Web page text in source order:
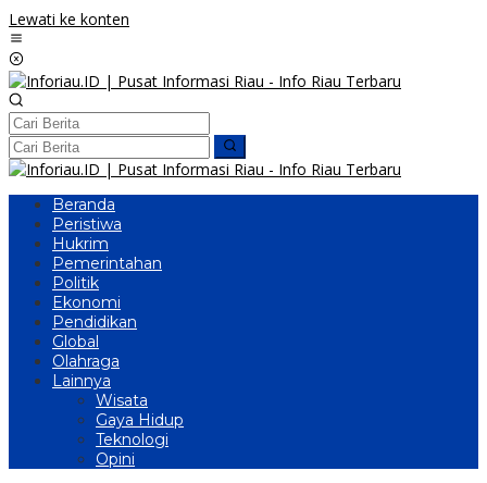
Lewati ke konten
Beranda
Peristiwa
Hukrim
Pemerintahan
Politik
Ekonomi
Pendidikan
Global
Olahraga
Lainnya
Wisata
Gaya Hidup
Teknologi
Opini